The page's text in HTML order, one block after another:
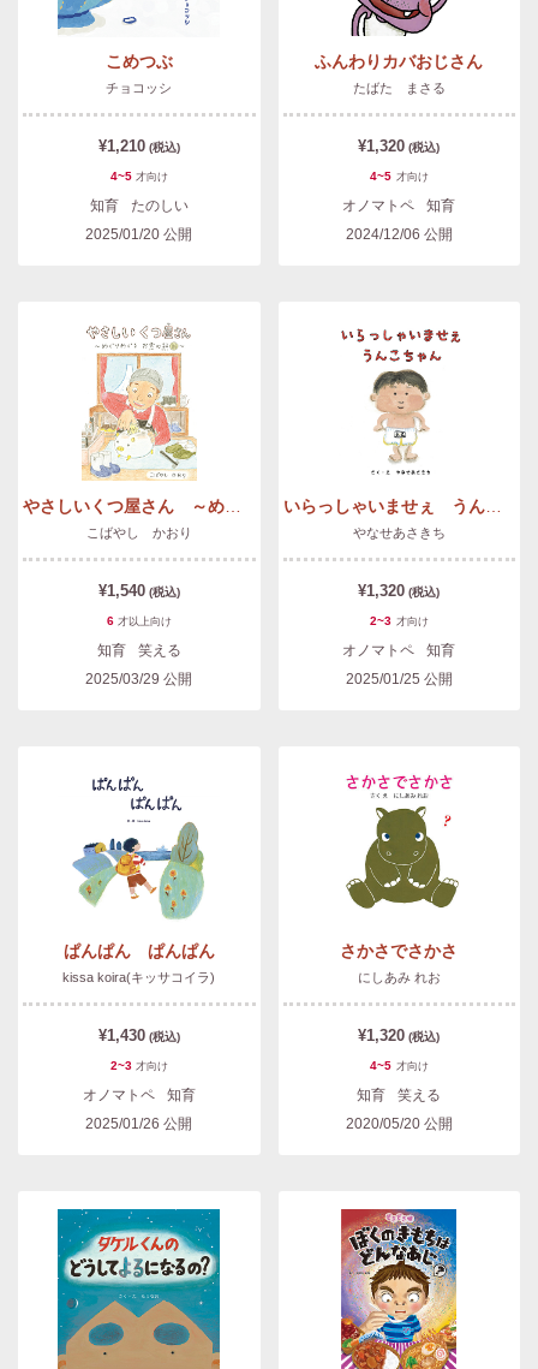
こめつぶ
チョコッシ
¥1,210 (税込)
4~5 才向け
知育
たのしい
2025/01/20 公開
ふんわりカバおじさん
たばた まさる
¥1,320 (税込)
4~5 才向け
オノマトペ
知育
2024/12/06 公開
こばやし かおり
¥1,540 (税込)
6 才以上向け
知育
笑える
2025/03/29 公開
いらっしゃいませぇ うんこちゃん
やなせあさきち
¥1,320 (税込)
2~3 才向け
オノマトペ
知育
2025/01/25 公開
ぱんぱん ぱんぱん
kissa koira(キッサコイラ)
¥1,430 (税込)
2~3 才向け
オノマトペ
知育
2025/01/26 公開
さかさでさかさ
にしあみ れお
¥1,320 (税込)
4~5 才向け
知育
笑える
2020/05/20公開